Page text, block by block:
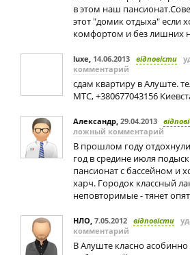
в этом наш
этот "домик отдыха" если
комфортом и без лишних
luxe, 14.06.2013 відповісти
комментарий
сдам квартиру в Алуште.
МТС, +380677043156
Александр, 29.04.2013
ложный комментарий
В прошлом году
год в средине июля
пансионат с бассейном и
харч. Городок классный
неповторимые - тянет
НЛО, 7.05.2012 відповісти
комментарий
В Алуште класно